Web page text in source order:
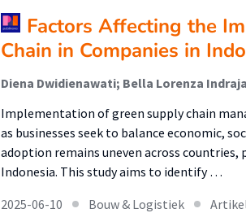
Factors Affecting the
Chain in Companies in
Diena Dwidienawati; Bella Lorenza
Implementation of green supply chain
as businesses seek to balance economic,
adoption remains uneven across
Indonesia. This study aims to identify …
2025-06-10
Bouw & Logistiek